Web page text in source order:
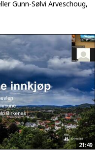
Gunn-Sølvi Arveschoug,
21:49